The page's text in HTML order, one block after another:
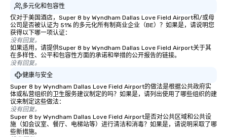
多元化和包容性
仅对于美国酒店，Super 8 by Wyndham Dallas Love Field Airport和/或母
公司是否被认证为 51% 的多元化所有制商业企业（BE）？如果是，请说明您
获得以下哪一项认证：
没有回复。
如果适用，请提供Super 8 by Wyndham Dallas Love Field Airport关于其
在多样性、公平和包容性方面的承诺和举措的公开报告的链接。
没有回复。
健康与安全
Super 8 by Wyndham Dallas Love Field Airport的做法是根据公共政府实
体或私营组织的卫生服务建议制定的吗？如果是，请列出使用了哪些组织的建
议来制定这些做法：
没有回复。
Super 8 by Wyndham Dallas Love Field Airport是否对公共区域和公共设
施（如会议室、餐厅、电梯站等）进行清洁和消毒？如果是，请说明采取了哪
些新措施。